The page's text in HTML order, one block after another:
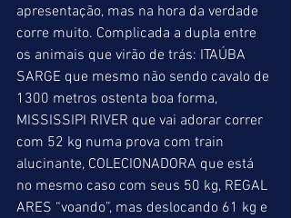
apresentação, mas na hora da verdade
corre muito. Complicada a dupla entre
os animais que virão de trás: ITAÚBA
SARGE que mesmo não sendo cavalo de
1300 metros ostenta boa forma,
MISSISSIPI RIVER que vai adorar correr
com 52 kg numa prova com train
alucinante, COLECIONADORA que está
no mesmo caso com seus 50 kg, REGAL
ARES “voando”, mas deslocando 61 kg e